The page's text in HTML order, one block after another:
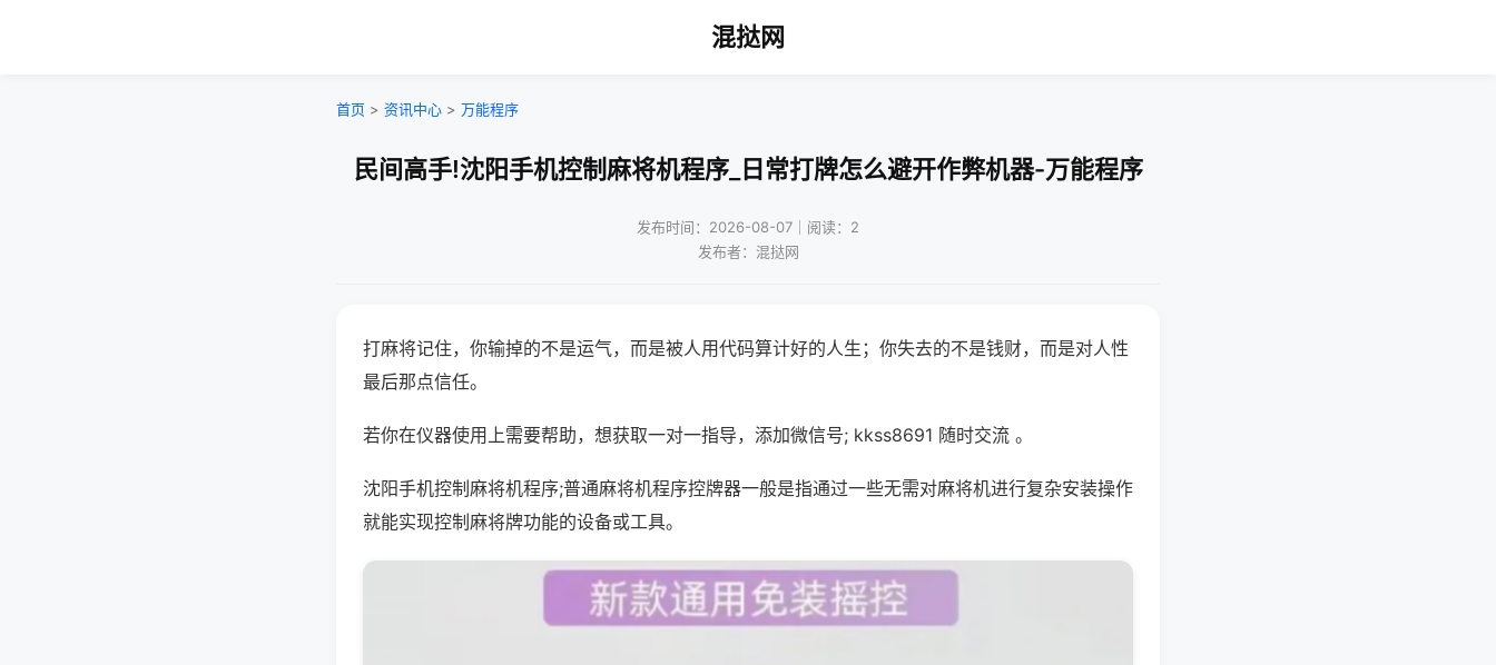
混挞网
首页 > 资讯中心 > 万能程序
民间高手!沈阳手机控制麻将机程序_日常打牌怎么避开作弊机器-万能程序
发布时间：2026-08-07｜阅读：2
发布者：混挞网
打麻将记住，你输掉的不是运气，而是被人用代码算计好的人生；你失去的不是钱财，而是对人性
最后那点信任。
若你在仪器使用上需要帮助，想获取一对一指导，添加微信号; kkss8691 随时交流 。
沈阳手机控制麻将机程序;普通麻将机程序控牌器一般是指通过一些无需对麻将机进行复杂安装操作
就能实现控制麻将牌功能的设备或工具。